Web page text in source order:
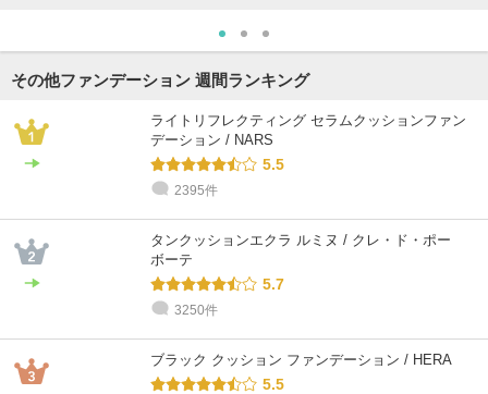
その他ファンデーション 週間ランキング
ライトリフレクティング セラムクッションファン
デーション / NARS
5.5
2395件
タンクッションエクラ ルミヌ / クレ・ド・ポー
ボーテ
5.7
3250件
ブラック クッション ファンデーション / HERA
5.5